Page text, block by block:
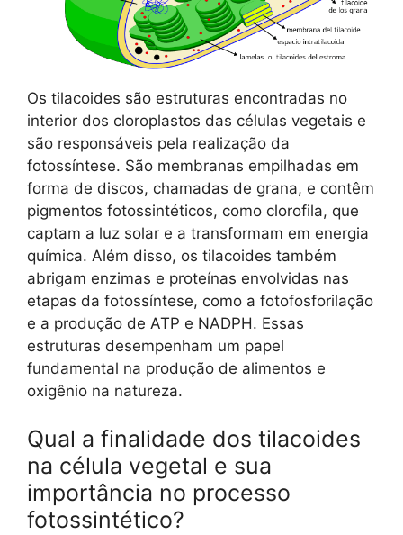
Os tilacoides são estruturas encontradas no
interior dos cloroplastos das células vegetais e
são responsáveis pela realização da
fotossíntese. São membranas empilhadas em
forma de discos, chamadas de grana, e contêm
pigmentos fotossintéticos, como clorofila, que
captam a luz solar e a transformam em energia
química. Além disso, os tilacoides também
abrigam enzimas e proteínas envolvidas nas
etapas da fotossíntese, como a fotofosforilação
e a produção de ATP e NADPH. Essas
estruturas desempenham um papel
fundamental na produção de alimentos e
oxigênio na natureza.
Qual a finalidade dos tilacoides
na célula vegetal e sua
importância no processo
fotossintético?